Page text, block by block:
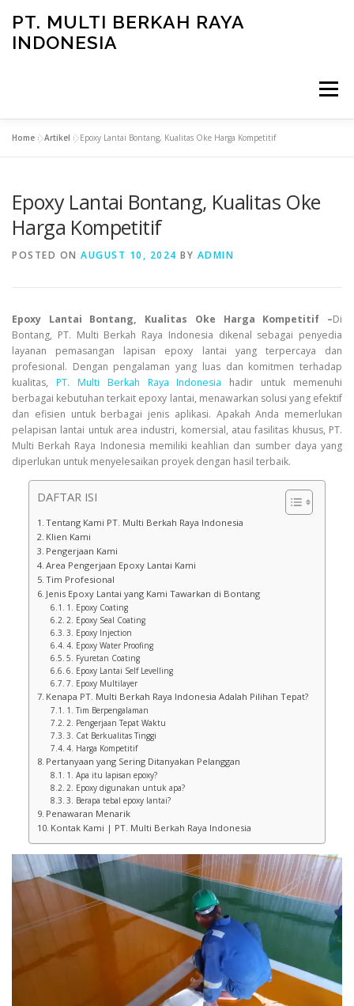
content
PT. MULTI BERKAH RAYA
INDONESIA
Menu
Home »Artikel »Epoxy Lantai Bontang, Kualitas Oke Harga Kompetitif
Epoxy Lantai Bontang, Kualitas Oke
Harga Kompetitif
POSTED ON AUGUST 10, 2024 BY ADMIN
Epoxy Lantai Bontang, Kualitas Oke Harga Kompetitif –Di
Bontang, PT. Multi Berkah Raya Indonesia dikenal sebagai penyedia
layanan pemasangan lapisan epoxy lantai yang terpercaya dan
profesional. Dengan pengalaman yang luas dan komitmen terhadap
kualitas, PT. Multi Berkah Raya Indonesia hadir untuk memenuhi
berbagai kebutuhan terkait epoxy lantai, menawarkan solusi yang efektif
dan efisien untuk berbagai jenis aplikasi. Apakah Anda memerlukan
pelapisan lantai untuk area industri, komersial, atau fasilitas khusus, PT.
Multi Berkah Raya Indonesia memiliki keahlian dan sumber daya yang
diperlukan untuk menyelesaikan proyek dengan hasil terbaik.
DAFTAR ISI
Tentang Kami PT. Multi Berkah Raya Indonesia
Klien Kami
Pengerjaan Kami
Area Pengerjaan Epoxy Lantai Kami
Tim Profesional
Jenis Epoxy Lantai yang Kami Tawarkan di Bontang
1. Epoxy Coating
2. Epoxy Seal Coating
3. Epoxy Injection
4. Epoxy Water Proofing
5. Fyuretan Coating
6. Epoxy Lantai Self Levelling
7. Epoxy Multilayer
Kenapa PT. Multi Berkah Raya Indonesia Adalah Pilihan Tepat?
1. Tim Berpengalaman
2. Pengerjaan Tepat Waktu
3. Cat Berkualitas Tinggi
4. Harga Kompetitif
Pertanyaan yang Sering Ditanyakan Pelanggan
1. Apa itu lapisan epoxy?
2. Epoxy digunakan untuk apa?
3. Berapa tebal epoxy lantai?
Penawaran Menarik
Kontak Kami | PT. Multi Berkah Raya Indonesia